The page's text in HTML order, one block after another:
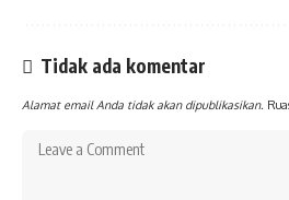
Tidak ada komentar
Alamat email Anda tidak akan dipublikasikan.